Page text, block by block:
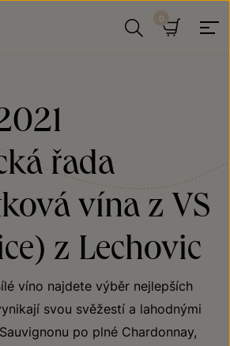
řada
vína z VS
z Lechovic
víno najdete výběr nejlepších
svou svěžestí a lahodnými
po plné Chardonnay,